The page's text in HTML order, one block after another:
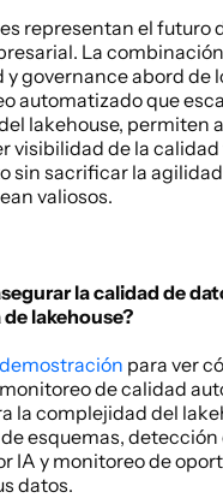
representan el futuro
La
governance abord de
automatizado que
lakehouse, permiten
visibilidad de la
sin sacrificar la agilidad
valiosos.
la calidad de
lakehouse?
para ver
de calidad
la complejidad del
esquemas, detección
IA y monitoreo de
datos.